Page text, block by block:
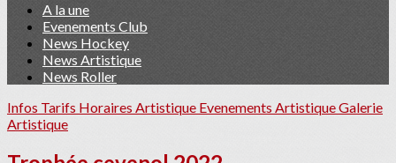
A la une
Evenements Club
News Hockey
News Artistique
News Roller
Infos Tarifs Horaires Artistique Evenements ArtistiqueGalerie
Artistique